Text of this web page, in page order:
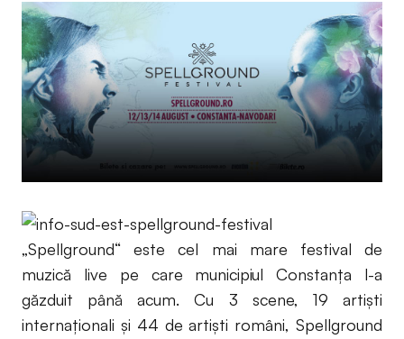
„Spellground“ este cel mai mare festival de
muzică live pe care municipiul Constanța l-a
găzduit până acum. Cu 3 scene, 19 artiști
internaționali și 44 de artiști români, Spellground